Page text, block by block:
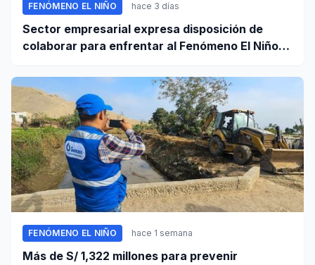
FENÓMENO EL NIÑO hace 3 días
Sector empresarial expresa disposición de
colaborar para enfrentar al Fenómeno El Niño,
FENÓMENO EL NIÑO hace 1 semana
Más de S/ 1,322 millones para prevenir